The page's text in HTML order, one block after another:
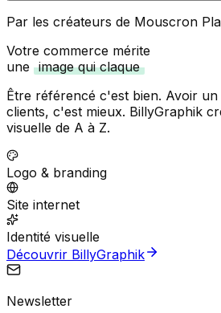
Par les créateurs de Mouscron
Votre commerce mérite
une image qui claque
Être référencé c'est bien. Avoir
clients, c'est mieux. BillyGraphik
visuelle de A à Z.
Logo & branding
Site internet
Identité visuelle
Découvrir BillyGraphik
Newsletter